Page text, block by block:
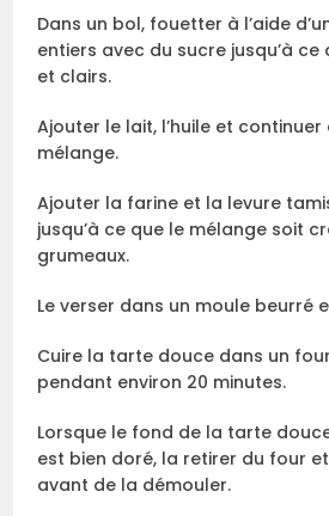
Dans un bol, fouetter à l’aide
entiers avec du sucre jusqu’à ce
et clairs.
Ajouter le lait, l’huile et
mélange.
Ajouter la farine et la levure
jusqu’à ce que le mélange soit
grumeaux.
Le verser dans un moule beurré
Cuire la tarte douce dans un
pendant environ 20 minutes.
Lorsque le fond de la tarte
est bien doré, la retirer du four
avant de la démouler.